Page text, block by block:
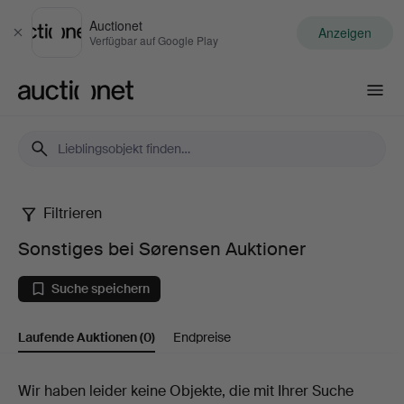
Schließen
Auctionet
Verfügbar auf Google Play Anzeigen
Sonstiges
bei
Sørensen
Auktioner
Filtrieren
Sonstiges bei Sørensen Auktioner
Suche speichern
Laufende Auktionen(0) Endpreise
Laufende
Wir haben leider keine Objekte, die mit Ihrer Suche